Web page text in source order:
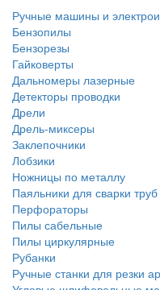
Ручные машины и
Бензопилы
Бензорезы
Гайковерты
Дальномеры лазерные
Детекторы проводки
Дрели
Дрель-миксеры
Заклепочники
Лобзики
Ножницы по металлу
Паяльники для сварки труб
Перфораторы
Пилы сабельные
Пилы циркулярные
Рубанки
Ручные станки для резки